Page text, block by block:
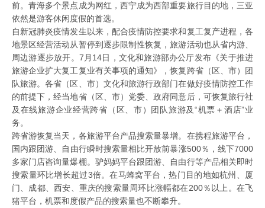
前。青海多个景点成为网红，西宁成为西部重要旅行目的地，三亚
依然是游客休闲度假的首选。
自新冠肺炎疫情发生以来，配合疫情防控要求和复工复产进程，各
地景区经营活动从暂停到逐步限制性恢复，旅游活动也从省内游、
周边游逐步放开。7月14日，文化和旅游部办公厅发布《关于推进
旅游企业扩大复工复业有关事项的通知》，恢复跨省（区、市）团
队旅游。各省（区、市）文化和旅游行政部门在做好疫情防控工作
的前提下，经当地省（区、市）党委、政府同意后，可恢复旅行社
及在线旅游企业经营跨省（区、市）团队旅游及“机票＋酒店”业
务。
跨省游恢复当天，各旅游平台产品搜索量暴增。在携程旅游平台，
国内跟团游、自由行瞬时搜索量相比开放前暴涨500％，线下7000
多家门店咨询量爆棚。驴妈妈平台跟团游、自由行等产品相关即时
搜索量环比增长超过3倍。在马蜂窝平台，热门目的地如杭州、厦
门、成都、西安、重庆的搜索量周环比涨幅都在200％以上。在飞
猪平台，机票和度假产品的搜索量也不断攀升。